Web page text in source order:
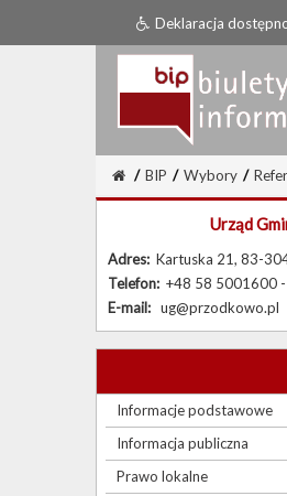
Deklaracja
/ BIP / Wybory /
Urząd
Adres: Kartuska 21, 83-
Telefon: +48 58 5001600
E-mail: ug@przodkowo.pl
Informacje podstawowe
Informacja publiczna
Prawo lokalne